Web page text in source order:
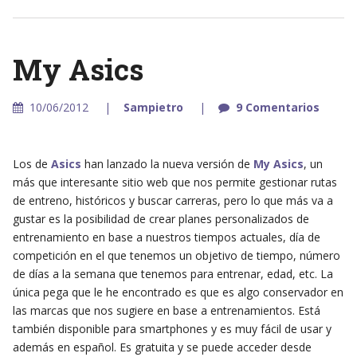
My Asics
10/06/2012 Sampietro 9 Comentarios
Los de Asics han lanzado la nueva versión de My Asics, un
más que interesante sitio web que nos permite gestionar rutas
de entreno, históricos y buscar carreras, pero lo que más va a
gustar es la posibilidad de crear planes personalizados de
entrenamiento en base a nuestros tiempos actuales, día de
competición en el que tenemos un objetivo de tiempo, número
de días a la semana que tenemos para entrenar, edad, etc. La
única pega que le he encontrado es que es algo conservador en
las marcas que nos sugiere en base a entrenamientos. Está
también disponible para smartphones y es muy fácil de usar y
además en español. Es gratuita y se puede acceder desde